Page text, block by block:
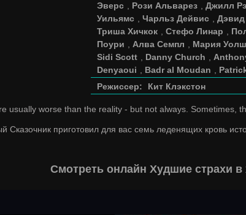
Эверс
Рози Альварез Джилл
Уильямс
Чарльз Дейвис Дэвид
Триша Хичкок
Стефо Линар
Поури
Алва Семпл Мария Уолш
Sidi Scott
Danny Church
Denyaoui
Badr al Moudan
Режиссер:
Кит Клэкстон
usually worse than the reality - but not always. Sometimes,
Сказочник приготовил для вас семь леденящих кровь
Смотреть онлайн Худшие страхи в